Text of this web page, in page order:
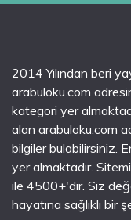
2014 Yılından beri
arabuloku.com
kategori yer
alan arabuloku.com
bilgiler bulabilirsiniz.
yer almaktadır.
ile 4500+'dır. Siz
hayatına sağlıklı bir